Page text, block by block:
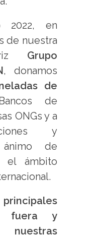
2022, en
de nuestra
Grupo
, donamos
de
de
ONGs y a
y
de
el ámbito
fuera y